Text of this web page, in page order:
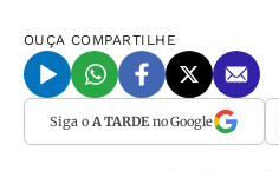
OUÇA COMPARTILHE
Siga o A TARDEno Google